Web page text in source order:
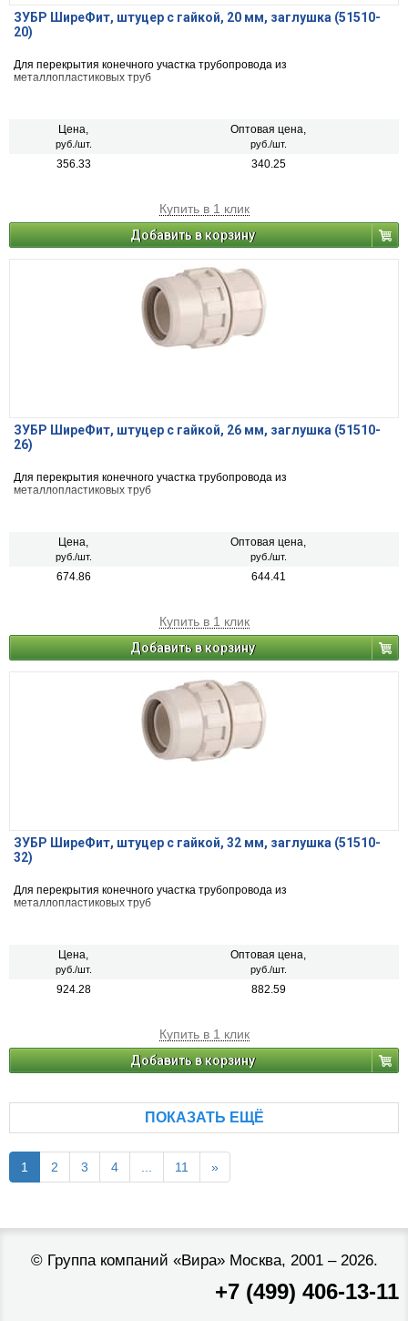
ЗУБР ШиреФит, штуцер с гайкой, 20 мм, заглушка (51510-
20)
Для перекрытия конечного участка трубопровода из
металлопластиковых труб
Цена,
руб./шт.
Оптовая цена,
руб./шт.
356.33 340.25
Купить в 1 клик
Добавить в корзину
ЗУБР ШиреФит, штуцер с гайкой, 26 мм, заглушка (51510-
26)
Для перекрытия конечного участка трубопровода из
металлопластиковых труб
Цена,
руб./шт.
Оптовая цена,
руб./шт.
674.86 644.41
Купить в 1 клик
Добавить в корзину
ЗУБР ШиреФит, штуцер с гайкой, 32 мм, заглушка (51510-
32)
Для перекрытия конечного участка трубопровода из
металлопластиковых труб
Цена,
руб./шт.
Оптовая цена,
руб./шт.
924.28 882.59
Купить в 1 клик
Добавить в корзину
ПОКАЗАТЬ ЕЩЁ
1 2 3 4 ... 11 »
© Группа компаний «Вира»Москва, 2001 – 2026.
+7 (499) 406-13-11